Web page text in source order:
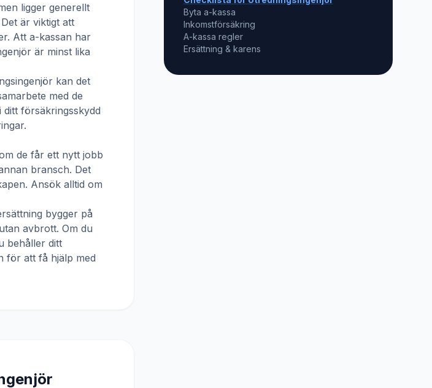
ligger generellt
är viktigt att
Att a-kassan har
är minst lika
kan det
med de
försäkringsskydd
de får ett nytt jobb
bransch. Det
Ansök alltid om
bygger på
avbrott. Om du
behåller ditt
för att få hjälp med
Byta a-kassa
Inkomstförsäkring
A-kassa regler
Ersättning & karens